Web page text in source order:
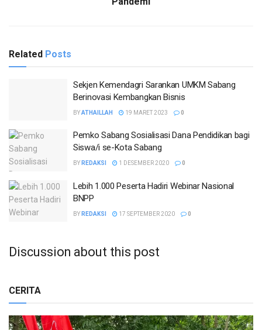
Related Posts
Sekjen Kemendagri Sarankan UMKM Sabang
Berinovasi Kembangkan Bisnis
BYATHAILLAH 19 MARET 2023 0
Pemko Sabang Sosialisasi Dana Pendidikan bagi
Siswa/i se-Kota Sabang
BY REDAKSI 1 DESEMBER 2020 0
Lebih 1.000 Peserta Hadiri Webinar Nasional
BNPP
BY REDAKSI 17 SEPTEMBER 2020 0
Discussion about this post
CERITA